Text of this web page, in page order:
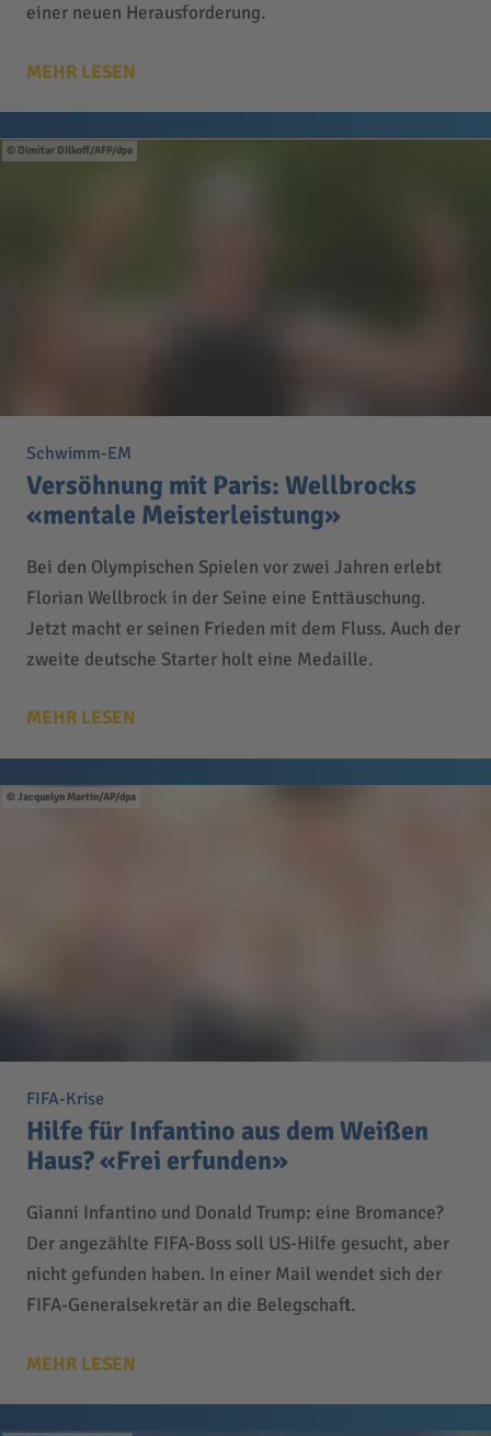
einer neuen Herausforderung.
MEHR LESEN
Dimitar Dilkoff/AFP/dpa
Schwimm-EM
Versöhnung mit Paris: Wellbrocks
«mentale Meisterleistung»
Bei den Olympischen Spielen vor zwei Jahren erlebt
Florian Wellbrock in der Seine eine Enttäuschung.
Jetzt macht er seinen Frieden mit dem Fluss. Auch der
zweite deutsche Starter holt eine Medaille.
MEHR LESEN
Jacquelyn Martin/AP/dpa
FIFA-Krise
Hilfe für Infantino aus dem Weißen
Haus? «Frei erfunden»
Gianni Infantino und Donald Trump: eine Bromance?
Der angezählte FIFA-Boss soll US-Hilfe gesucht, aber
nicht gefunden haben. In einer Mail wendet sich der
FIFA-Generalsekretär an die Belegschaft.
MEHR LESEN